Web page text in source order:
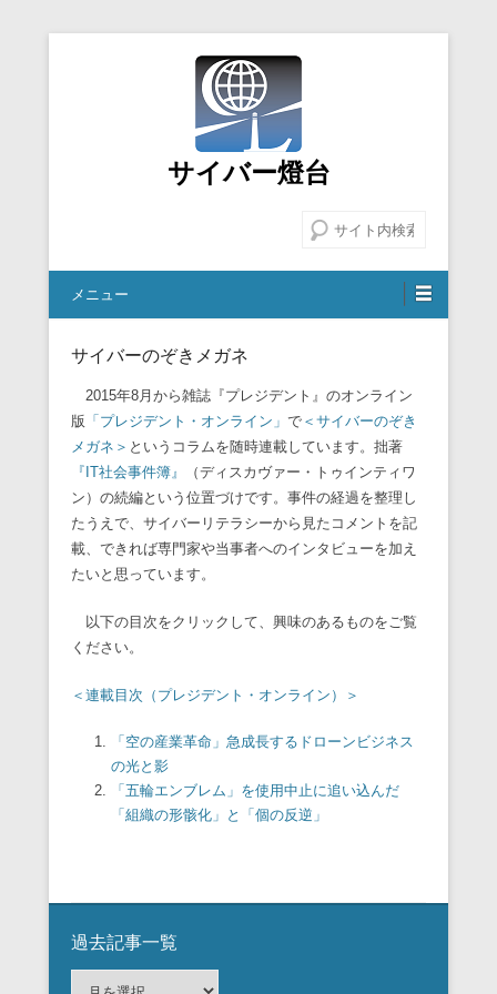
サイバー燈台
メニュー
サイバーのぞきメガネ
2015年8月から雑誌『プレジデント』のオンライン
版 「 プレジデント・オンライン」 で ＜サイバーのぞき
メガネ＞ というコラムを随時連載しています。拙著
『IT社会事件簿』
（ディスカヴァー・トゥインティワ
ン）の続編という位置づけです。 事件の経過を整理し
たうえで、 サイバーリテラシーから見たコメントを記
載、 できれば専門家や当事者へのインタビューを加え
たいと思っていま す。
以下の目次をクリックして、興味のあるものをご覧
ください。
＜連載目次（プレジデント・オンライン）＞
「空の産業革命」急成長するドローンビジネス
の光と影
「五輪エンブレム」を使用中止に追い込んだ
「組織の形骸化」 と「個の反逆」
過去記事一覧